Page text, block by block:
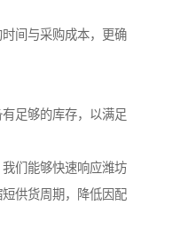
间与采购成本，更确
足够的库存，以满足
们能够快速响应潍坊
供货周期，降低因配